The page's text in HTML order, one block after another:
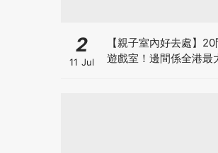
2
11 Jul
【親子室內好去處】
遊戲室！邊間係全港最